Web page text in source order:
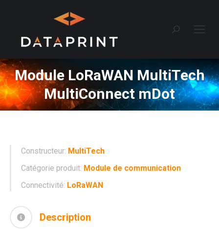
Recherche
Module LoRaWAN MultiTech
MultiConnect mDot
Constructeur: MultiTech
Catégorie produit: Module de communication
Connectivité: LoRaWAN
Description